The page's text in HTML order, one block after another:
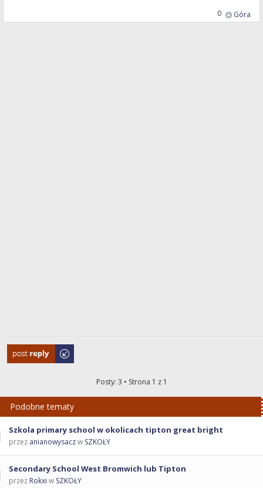
Góra
0
Odpowiedz
Posty: 3 • Strona 1 z 1
Podobne tematy
Szkola primary school w okolicach tipton great bright
przez anianowysaczw SZKOŁY
Secondary School West Bromwich lub Tipton
przez Rokxi w SZKOŁY